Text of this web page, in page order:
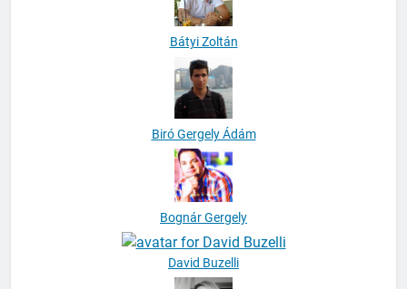
Bátyi Zoltán
Biró Gergely Ádám
Bognár Gergely
David Buzelli